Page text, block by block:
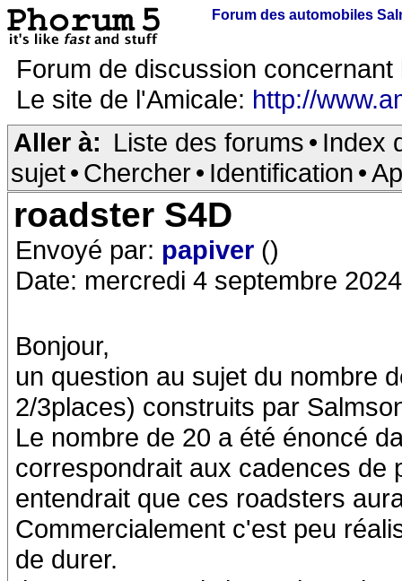
Forum des automobiles
Forum de discussion
Le site de l'Amicale: http://
Aller à: Liste des forums • Index
sujet• Chercher• Identification •
roadster S4D
Envoyé par: papiver ()
Date: mercredi 4 septembre
Bonjour,
un question au sujet du nombre
2/3places) construits par
Le nombre de 20 a été énoncé
correspondrait aux cadences de
entendrait que ces roadsters
Commercialement c'est peu
de durer.